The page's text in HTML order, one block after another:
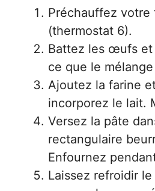
Préchauffez votre
(thermostat 6).
Battez les œufs et
ce que le
Ajoutez la farine
incorporez le lait.
Versez la pâte
rectangulaire
Enfournez
Laissez refroidir